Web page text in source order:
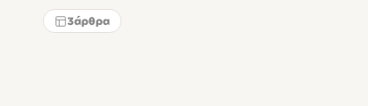
3άρθρα